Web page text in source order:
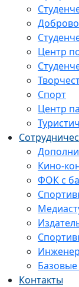
Центр
Спорт
Центр
Кино-
ФОК с
Контакты